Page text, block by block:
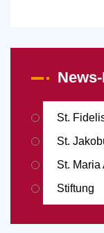
St.
St.
St. Maria
Stiftung